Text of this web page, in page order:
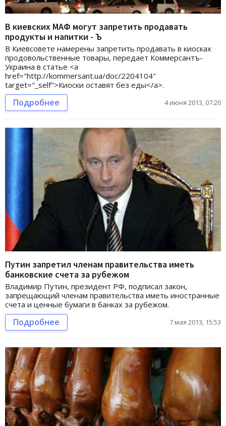
В киевских МАФ могут запретить продавать
продукты и напитки - Ъ
В Киевсовете намерены запретить продавать в киосках
продовольственные товары, передает Коммерсантъ-
Украина в статье <a
href="http://kommersant.ua/doc/2204104"
target="_self">Киоски оставят без еды</a>.
Подробнее 4 июня 2013, 07:20
Путин запретил членам правительства иметь
банковские счета за рубежом
Владимир Путин, президент РФ, подписал закон,
запрещающий членам правительства иметь иностранные
счета и ценные бумаги в банках за рубежом.
Подробнее 7 мая 2013, 15:53